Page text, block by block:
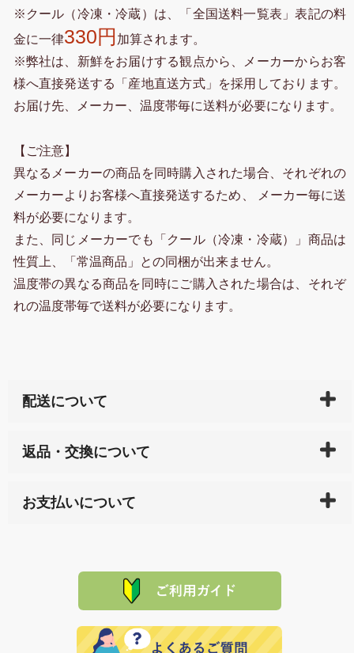
※クール（冷凍・冷蔵）は、「全国送料一覧表」表記の料
金に一律330円 加算されます。
※弊社は、新鮮をお届けする観点から、メーカーからお客
様へ直接発送する「産地直送方式」を採用しております。
お届け先、メーカー、温度帯毎に送料が必要になります。
【ご注意】
異なるメーカーの商品を同時購入された場合、それぞれの
メーカーよりお客様へ直接発送するため、 メーカー毎に送
料が必要になります。
また、同じメーカーでも「クール（冷凍・冷蔵）」商品は
性質上、「常温商品」との同梱が出来ません。
温度帯の異なる商品を同時にご購入された場合は、それぞ
れの温度帯毎で送料が必要になります。
配送について
天ペイ」の方はご注文受付後）、 長崎県下全域に点在
サイト内で購入された商品の送料は、こちらの
全国送
れの生産メーカーからお客様の元へ直送いたしますの
で、 それぞれ個別に送料が必要になります。
返品・交換について
または配送途中の 事故などで不都合が生じている場合
品代金を返金いたします。）
その際は誠に申し訳ありませんが、当協会までご注文
願いいたします。
お支払いについて
た場合、お客様からの ご入金を確認した後で、商品を
※「クレジットカード」「PayPay」「楽天ペイ」を指
定された場合は、準備出来次第の便にてお送りいたし